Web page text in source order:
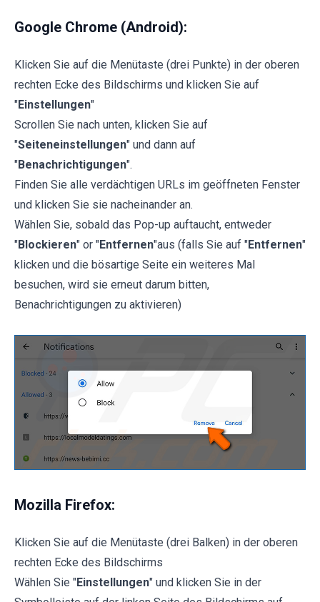
Google Chrome (Android):
Klicken Sie auf die Menütaste (drei Punkte) in der oberen
rechten Ecke des Bildschirms und klicken Sie auf
"Einstellungen"
Scrollen Sie nach unten, klicken Sie auf
"Seiteneinstellungen" und dann auf
"Benachrichtigungen".
Finden Sie alle verdächtigen URLs im geöffneten Fenster
und klicken Sie sie nacheinander an.
Wählen Sie, sobald das Pop-up auftaucht, entweder
"Blockieren" or "Entfernen"aus (falls Sie auf "Entfernen"
klicken und die bösartige Seite ein weiteres Mal
besuchen, wird sie erneut darum bitten,
Benachrichtigungen zu aktivieren)
Mozilla Firefox:
Klicken Sie auf die Menütaste (drei Balken) in der oberen
rechten Ecke des Bildschirms
Wählen Sie "Einstellungen" und klicken Sie in der